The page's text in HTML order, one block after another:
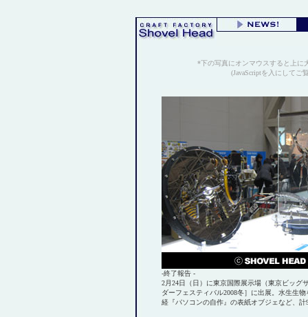
*下の写真にオンマウスすると上に
(JavaScriptを入にしてご
-終了報告 -
2月24日（日）に東京国際展示場（東京ビッグ
ダーフェスティバル2008冬］に出展。水生生
経『パソコンの自作』の表紙オブジェなど、